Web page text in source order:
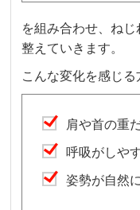
を組み合わせ、ねじ
整えていきます。
こんな変化を感じる
肩や首の重
呼吸がしや
姿勢が自然